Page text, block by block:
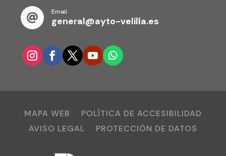

Email
general@ayto-velilla.es
MAPA WEB
POLÍTICA DE ACCESIBILIDAD
AVISO LEGAL
PROTECCIÓN DE DATOS